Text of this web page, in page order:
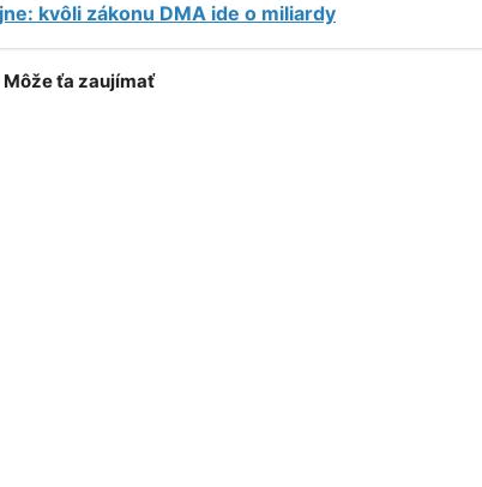
kvôli zákonu DMA ide o miliardy
Môže ťa zaujímať